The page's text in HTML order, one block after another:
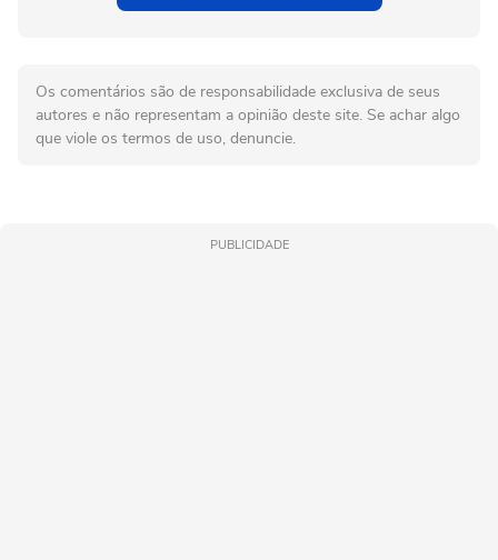
Os comentários são de responsabilidade exclusiva de seus
autores e não representam a opinião deste site. Se achar algo
que viole os termos de uso, denuncie.
PUBLICIDADE